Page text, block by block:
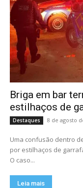
Briga em bar
estilhaços de
Destaques 8 de agosto
Uma confusão dentro
por estilhaços de
O caso...
Leia mais